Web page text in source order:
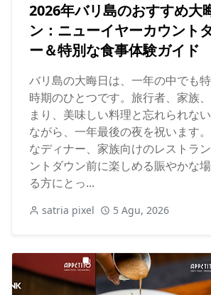
2026年バリ島のおすすめ大
ン：ニューイヤーカウント
ー＆特別な食事体験ガイド
バリ島の大晦日は、一年の中でも
時期のひとつです。旅行者、家族
まり、美味しい料理と忘れられな
ながら、一年最後の夜を祝います
なディナー、家族向けのレストラ
ントダウン前に楽しめる賑やかな
る方にとっ...
satria pixel 5 Agu, 2026